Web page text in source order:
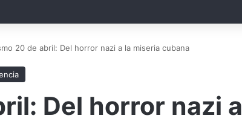
20 de abril: Del horror nazi a la miseria cubana
Del horror nazi a